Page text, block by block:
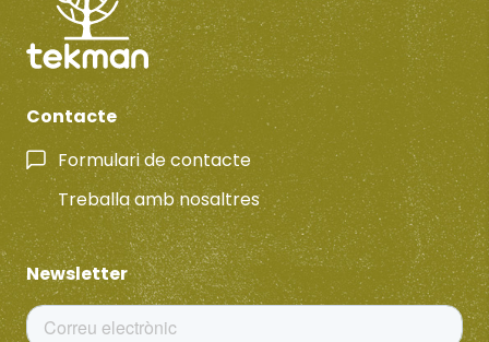
Contacte
Formulari de contacte
Treballa amb nosaltres
Newsletter